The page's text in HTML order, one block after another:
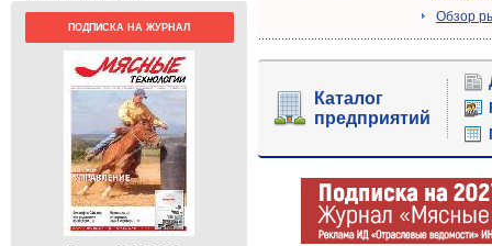
ПОДПИСКА НА ЖУРНАЛ
Обзор
Каталог
предприятий